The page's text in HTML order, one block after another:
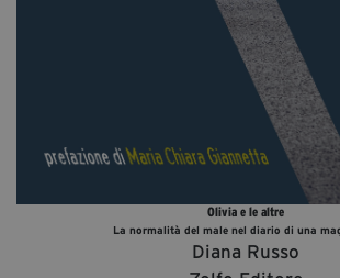
Fondazione Trame
Visioni Civiche
Olivia e le altre
La normalità del male nel diario di una
Diana Russo